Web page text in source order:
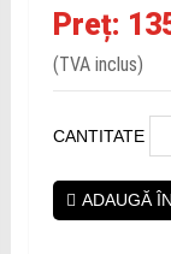
Preț:
(TVA inclus)
CANTITATE
ADAUGĂ